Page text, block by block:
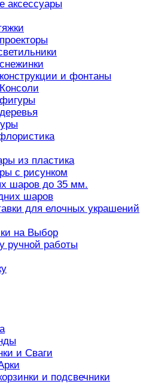
аксессуары
и фонтаны
из пластика
с рисунком
шаров до 35 мм.
шаров
для елочных украшений
на Выбор
ручной работы
и Сваги
и подсвечники